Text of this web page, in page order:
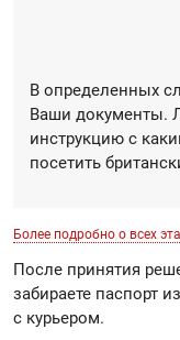
В определенных
Ваши документы.
инструкцию с
посетить
Более подробно о всех
После принятия
забираете паспорт
с курьером.